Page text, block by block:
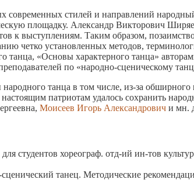
стилей и направлений
площадку. Александр Викторович
к выступлениям. Таким образом,
четко установленных методов,
танца, «Основы характерного танца»
по «народно-сценическому
танца в том числе, из-за
патриотам удалось сохранить
Моисеев Игорь Александрович и мн.
студентов хореограф. отд-ий ин-тов
танец. Методические